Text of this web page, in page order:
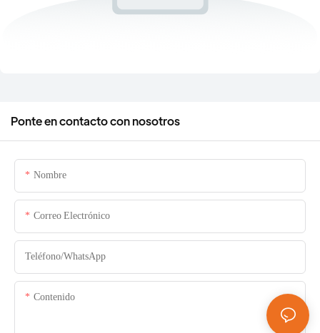
Ponte en contacto con nosotros
Nombre
Correo Electrónico
Teléfono/WhatsApp
Contenido